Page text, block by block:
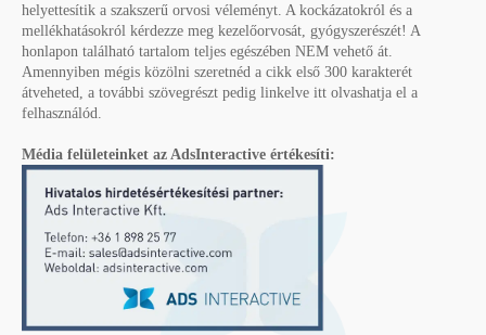
helyettesítik a szakszerű orvosi véleményt. A kockázatokról és a
mellékhatásokról kérdezze meg kezelőorvosát, gyógyszerészét! A
honlapon található tartalom teljes egészében NEM vehető át.
Amennyiben mégis közölni szeretnéd a cikk első 300 karakterét
átveheted, a további szövegrészt pedig linkelve itt olvashatja el a
felhasználód.
Média felületeinket az AdsInteractive értékesíti: